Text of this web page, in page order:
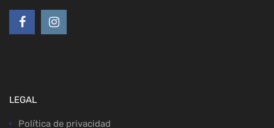
LEGAL
Política de privacidad